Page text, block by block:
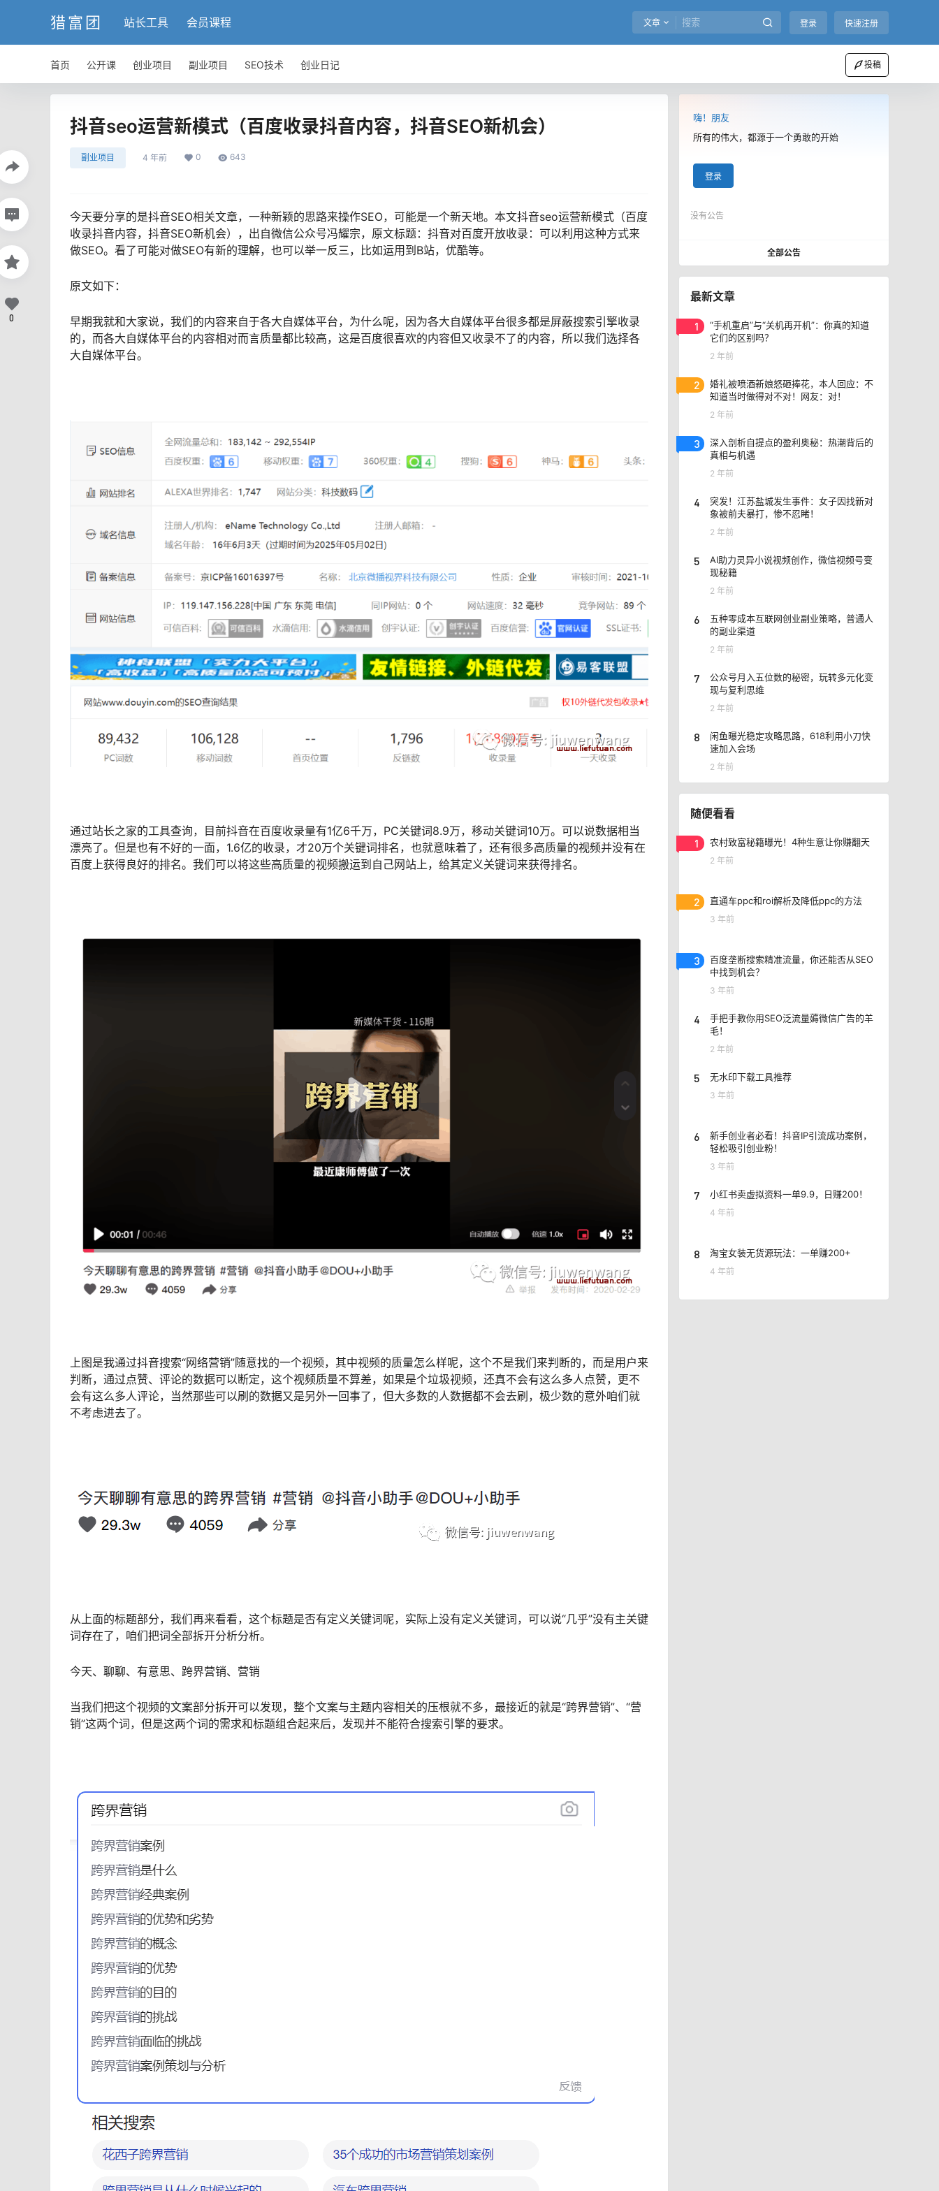
猎富团 站长工具 会员课程 文章 登录 快速注册
首页 公开课 创业项目 副业项目 SEO技术 创业日记 投稿
抖音seo运营新模式（百度收录抖音内容，抖音SEO新机会）
副业项目 4 年前 0 643
今天要分享的是抖音SEO相关文章，一种新颖的思路来操作SEO，可能是一个新天地。本文抖音seo运营新模式（百度
收录抖音内容，抖音SEO新机会），出自微信公众号冯耀宗，原文标题：抖音对百度开放收录：可以利用这种方式来
做SEO。看了可能对做SEO有新的理解，也可以举一反三，比如运用到B站，优酷等。
原文如下：
早期我就和大家说，我们的内容来自于各大自媒体平台，为什么呢，因为各大自媒体平台很多都是屏蔽搜索引擎收录
的，而各大自媒体平台的内容相对而言质量都比较高，这是百度很喜欢的内容但又收录不了的内容，所以我们选择各
大自媒体平台。
通过站长之家的工具查询，目前抖音在百度收录量有1亿6千万，PC关键词8.9万，移动关键词10万。可以说数据相当
漂亮了。但是也有不好的一面，1.6亿的收录，才20万个关键词排名，也就意味着了，还有很多高质量的视频并没有在
百度上获得良好的排名。我们可以将这些高质量的视频搬运到自己网站上，给其定义关键词来获得排名。
上图是我通过抖音搜索“网络营销”随意找的一个视频，其中视频的质量怎么样呢，这个不是我们来判断的，而是用户来
判断，通过点赞、评论的数据可以断定，这个视频质量不算差，如果是个垃圾视频，还真不会有这么多人点赞，更不
会有这么多人评论，当然那些可以刷的数据又是另外一回事了，但大多数的人数据都不会去刷，极少数的意外咱们就
不考虑进去了。
从上面的标题部分，我们再来看看，这个标题是否有定义关键词呢，实际上没有定义关键词，可以说“几乎”没有主关键
词存在了，咱们把词全部拆开分析分析。
今天、聊聊、有意思、跨界营销、营销
当我们把这个视频的文案部分拆开可以发现，整个文案与主题内容相关的压根就不多，最接近的就是“跨界营销”、“营
销”这两个词，但是这两个词的需求和标题组合起来后，发现并不能符合搜索引擎的要求。
0
嗨！朋友
所有的伟大，都源于一个勇敢的开始
登录
没有公告
全部公告
最新文章
1
“手机重启”与“关机再开机”：你真的知道
它们的区别吗？
2 年前
2
婚礼被喷酒新娘怒砸捧花，本人回应：不
知道当时做得对不对！网友：对！
2 年前
3
深入剖析自提点的盈利奥秘：热潮背后的
真相与机遇
2 年前
4
突发！江苏盐城发生事件：女子因找新对
象被前夫暴打，惨不忍睹！
2 年前
5
AI助力灵异小说视频创作，微信视频号变
现秘籍
2 年前
6
五种零成本互联网创业副业策略，普通人
的副业渠道
2 年前
7
公众号月入五位数的秘密，玩转多元化变
现与复利思维
2 年前
8
闲鱼曝光稳定攻略思路，618利用小刀快
速加入会场
2 年前
随便看看
1 农村致富秘籍曝光！4种生意让你赚翻天
2 年前
2 直通车ppc和roi解析及降低ppc的方法
3 年前
3
百度垄断搜索精准流量，你还能否从SEO
中找到机会？
3 年前
4
手把手教你用SEO泛流量薅微信广告的羊
毛！
2 年前
5 无水印下载工具推荐
3 年前
6
新手创业者必看！抖音IP引流成功案例，
轻松吸引创业粉！
3 年前
7 小红书卖虚拟资料一单9.9，日赚200！
4 年前
8 淘宝女装无货源玩法：一单赚200+
4 年前